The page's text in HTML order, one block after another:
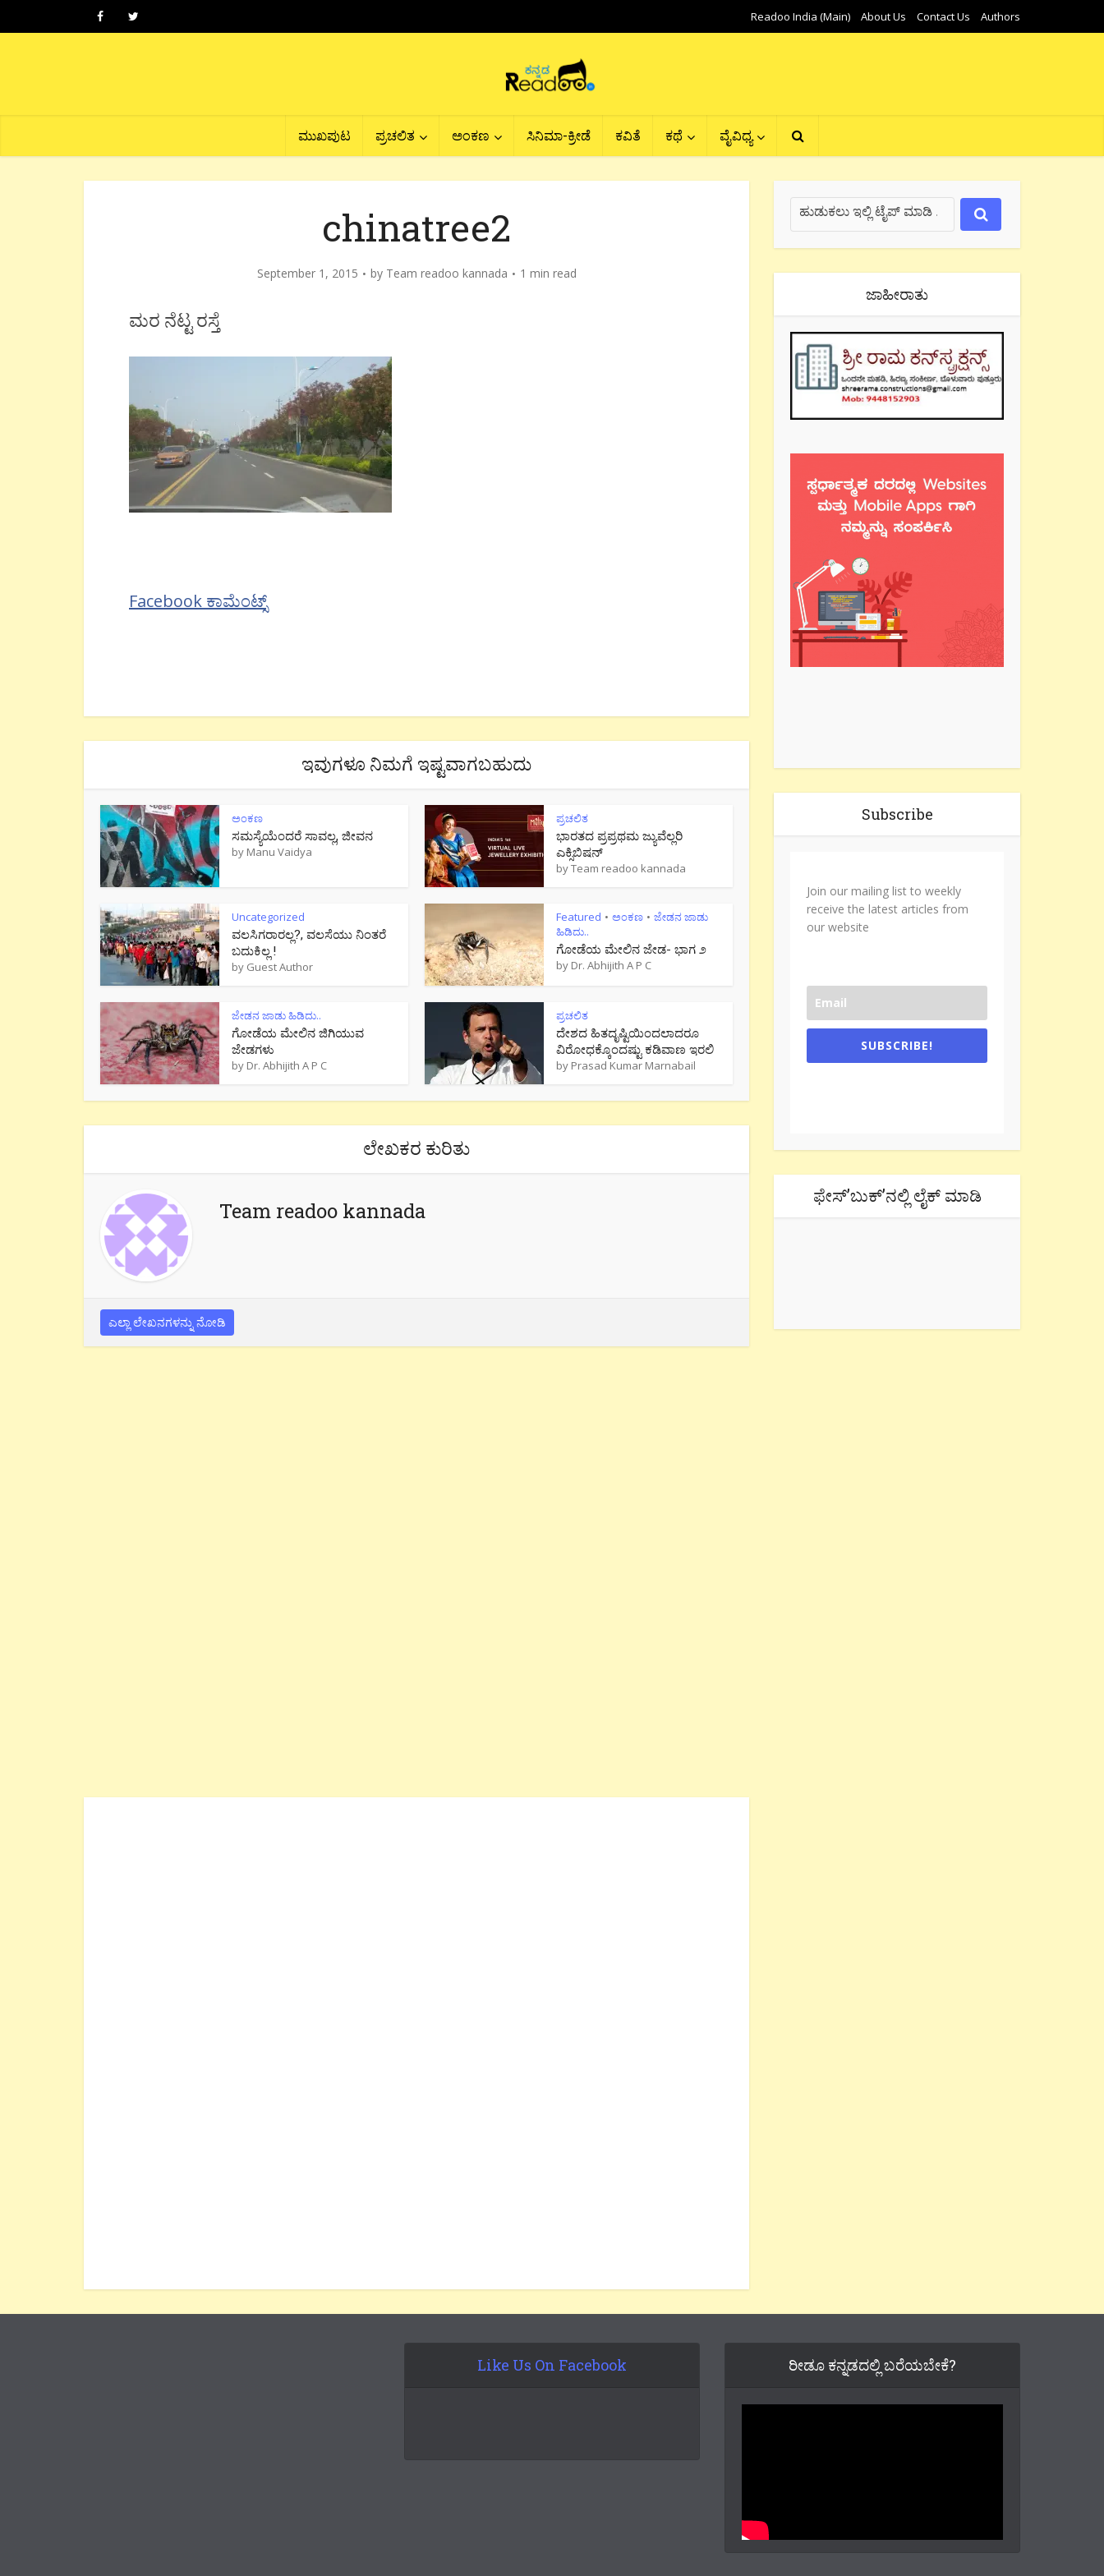
Readoo India (Main) About Us Contact Us Authors
ಮುಖಪುಟ ಪ್ರಚಲಿತ ಅಂಕಣ ಸಿನಿಮಾ-ಕ್ರೀಡೆ ಕವಿತೆ ಕಥೆ ವೈವಿಧ್ಯ
chinatree2
September 1, 2015 by Team readoo kannada 1 min read
ಮರ ನೆಟ್ಟ ರಸ್ತೆ
Facebook ಕಾಮೆಂಟ್ಸ್
ಇವುಗಳೂ ನಿಮಗೆ ಇಷ್ಟವಾಗಬಹುದು
ಅಂಕಣ
ಸಮಸ್ಯೆಯೆಂದರೆ ಸಾವಲ್ಲ, ಜೀವನ
by Manu Vaidya
ಪ್ರಚಲಿತ
ಭಾರತದ ಪ್ರಪ್ರಥಮ ಜ್ಯುವೆಲ್ಲರಿ
ಎಕ್ಸಿಬಿಷನ್
byTeam readoo kannada
Uncategorized
ವಲಸಿಗರಾರಲ್ಲ?, ವಲಸೆಯು ನಿಂತರೆ
ಬದುಕಿಲ್ಲ !
by Guest Author
Featured • ಅಂಕಣ • ಜೇಡನ ಜಾಡು
ಹಿಡಿದು..
ಗೋಡೆಯ ಮೇಲಿನ ಜೇಡ- ಭಾಗ ೨
by Dr. Abhijith A P C
ಜೇಡನ ಜಾಡು ಹಿಡಿದು..
ಗೋಡೆಯ ಮೇಲಿನ ಜಿಗಿಯುವ
ಜೇಡಗಳು
by Dr. Abhijith A P C
ಪ್ರಚಲಿತ
ದೇಶದ ಹಿತದೃಷ್ಟಿಯಿಂದಲಾದರೂ
ವಿರೋಧಕ್ಕೊಂದಷ್ಟು ಕಡಿವಾಣ ಇರಲಿ
by Prasad Kumar Marnabail
ಲೇಖಕರ ಕುರಿತು
Team readoo kannada
ಎಲ್ಲಾ ಲೇಖನಗಳನ್ನು ನೋಡಿ
ಜಾಹೀರಾತು
Subscribe
Join our mailing list to weekly
receive the latest articles from
our website
SUBSCRIBE!
ಫೇಸ್’ಬುಕ್’ನಲ್ಲಿ ಲೈಕ್ ಮಾಡಿ
Like Us On Facebook ರೀಡೂ ಕನ್ನಡದಲ್ಲಿ ಬರೆಯಬೇಕೆ?